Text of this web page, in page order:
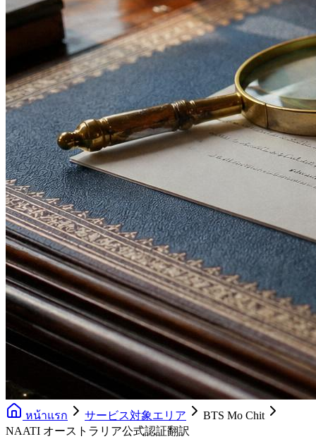
หน้าแรก サービス対象エリア
BTS Mo Chit
NAATI オーストラリア公式認証翻訳